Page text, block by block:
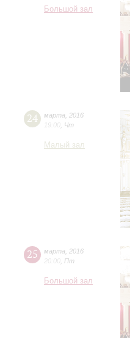
Большой зал
24 марта
2016
19:00 Чт
Малый зал
25 марта
2016
20:00 Пт
Большой зал